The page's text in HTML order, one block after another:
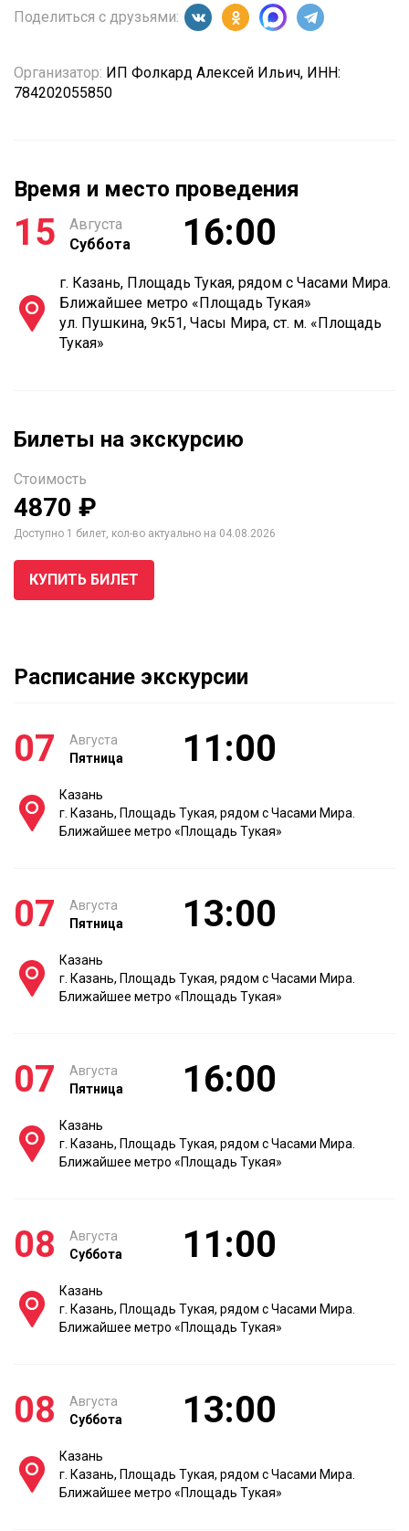
Поделиться с друзьями:
Организатор: ИП Фолкард Алексей Ильич, ИНН:
784202055850
Время и место проведения
15
Августа
Суббота
16:00
г. Казань, Площадь Тукая, рядом с Часами Мира.
Ближайшее метро «Площадь Тукая»
ул. Пушкина, 9к51, Часы Мира, ст. м. «Площадь
Тукая»
Билеты на экскурсию
Стоимость
4870 ₽
Доступно 1 билет, кол-во актуально на 04.08.2026
КУПИТЬ БИЛЕТ
Расписание экскурсии
07
Августа
Пятница
11:00
Казань
г. Казань, Площадь Тукая, рядом с Часами Мира.
Ближайшее метро «Площадь Тукая»
07
Августа
Пятница
13:00
Казань
г. Казань, Площадь Тукая, рядом с Часами Мира.
Ближайшее метро «Площадь Тукая»
07
Августа
Пятница
16:00
Казань
г. Казань, Площадь Тукая, рядом с Часами Мира.
Ближайшее метро «Площадь Тукая»
08
Августа
Суббота
11:00
Казань
г. Казань, Площадь Тукая, рядом с Часами Мира.
Ближайшее метро «Площадь Тукая»
08
Августа
Суббота
13:00
Казань
г. Казань, Площадь Тукая, рядом с Часами Мира.
Ближайшее метро «Площадь Тукая»